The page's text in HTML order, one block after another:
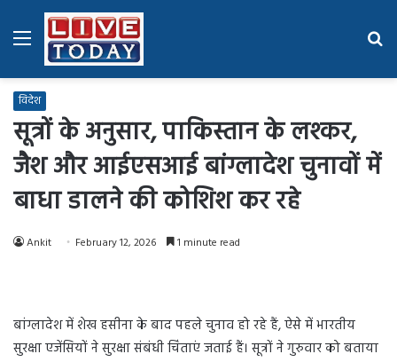
Menu
विदेश
सूत्रों के अनुसार, पाकिस्तान के लश्कर,
जैश और आईएसआई बांग्लादेश चुनावों में
बाधा डालने की कोशिश कर रहे
Ankit February 12, 2026 1 minute read
बांग्लादेश में शेख हसीना के बाद पहले चुनाव हो रहे हैं, ऐसे में भारतीय
सुरक्षा एजेंसियों ने सुरक्षा संबंधी चिंताएं जताई हैं। सूत्रों ने गुरुवार को बताया